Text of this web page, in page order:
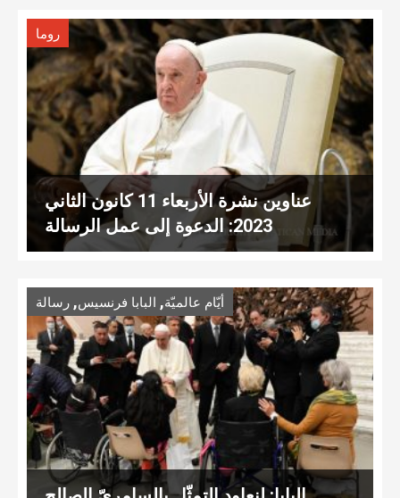
روما
عناوين نشرة الأربعاء 11 كانون الثاني
2023: الدعوة إلى عمل الرسالة
أيّام عالميّة, البابا فرنسيس, رسالة